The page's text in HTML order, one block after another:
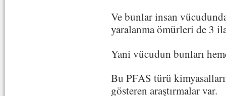
Ve bunlar insan
yaralanma ömürleri de 3
Yani vücudun bunları
Bu PFAS türü
gösteren araştırmalar var.